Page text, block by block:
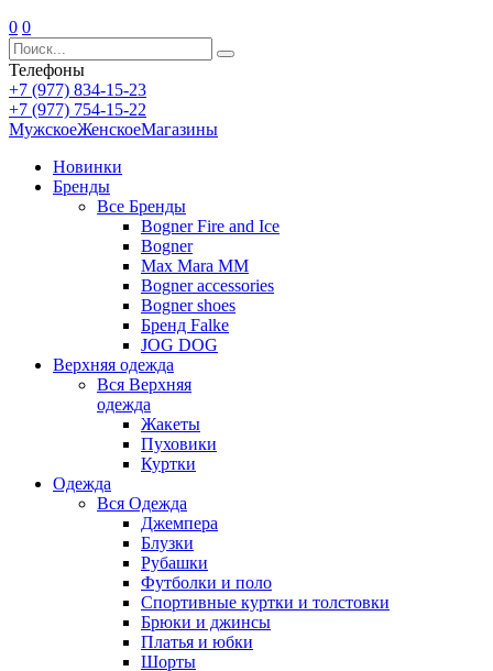
0 0
Телефоны
+7 (977) 834-15-23
+7 (977) 754-15-22
МужскоеЖенскоеМагазины
Новинки
Бренды
Все Бренды
Bogner Fire and Ice
Bogner
Max Mara MM
Bogner accessories
Bogner shoes
Бренд Falke
JOG DOG
Верхняя одежда
Вся Верхняя
одежда
Жакеты
Пуховики
Куртки
Одежда
Вся Одежда
Джемпера
Блузки
Рубашки
Футболки и поло
Спортивные куртки и толстовки
Брюки и джинсы
Платья и юбки
Шорты